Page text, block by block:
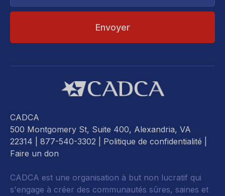
CADCA
500 Montgomery St, Suite 400, Alexandria, VA
22314 | 877-540-3302 | Politique de confidentialité
Faire un don
CADCA est une organisation à but non lucratif qui
s'engage à créer des communautés sûres, saines et